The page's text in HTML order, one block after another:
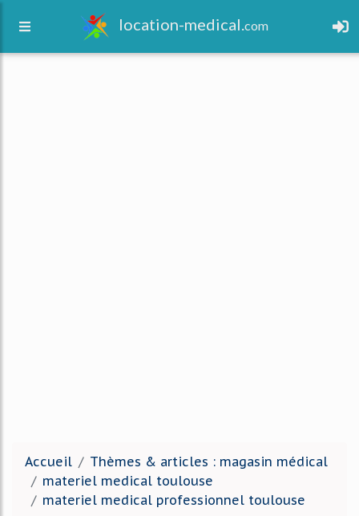
location-medical.com
Accueil
Thèmes & articles : magasin médical
materiel medical toulouse
materiel medical professionnel toulouse